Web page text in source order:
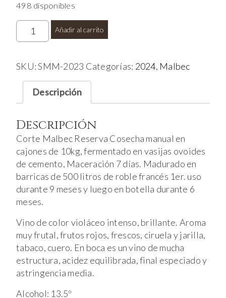
original
era:
$ 45.000,00.
498 disponibles
Segunda
Mirada
Reserva
cantidad
Añadir al carrito
SKU:SMM-2023 Categorías: 2024, Malbec
Descripción
Descripción
Corte Malbec Reserva Cosecha manual en
cajones de 10kg, fermentado en vasijas ovoides
de cemento, Maceración 7 días. Madurado en
barricas de 500 litros de roble francés 1er. uso
durante 9 meses y luego en botella durante 6
meses.
Vino de color violáceo intenso, brillante. Aroma
muy frutal, frutos rojos, frescos, ciruela y jarilla,
tabaco, cuero. En boca es un vino de mucha
estructura, acidez equilibrada, final especiado y
astringencia media.
Alcohol: 13.5º